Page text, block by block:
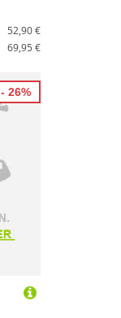
52,90 €
69,95 €
- 26%